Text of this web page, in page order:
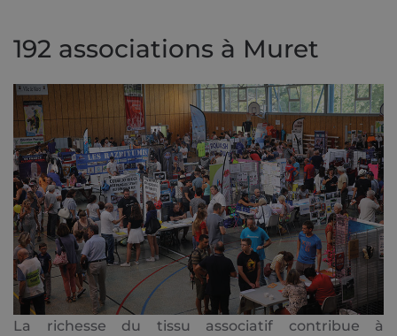
192 associations à Muret
La richesse du tissu associatif contribue à